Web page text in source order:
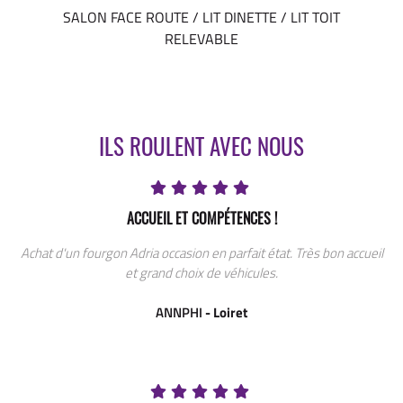
SALON FACE ROUTE / LIT DINETTE / LIT TOIT
RELEVABLE
ILS ROULENT AVEC NOUS
ACCUEIL ET COMPÉTENCES !
Achat d'un fourgon Adria occasion en parfait état. Très bon accueil
et grand choix de véhicules.
ANNPHI- Loiret